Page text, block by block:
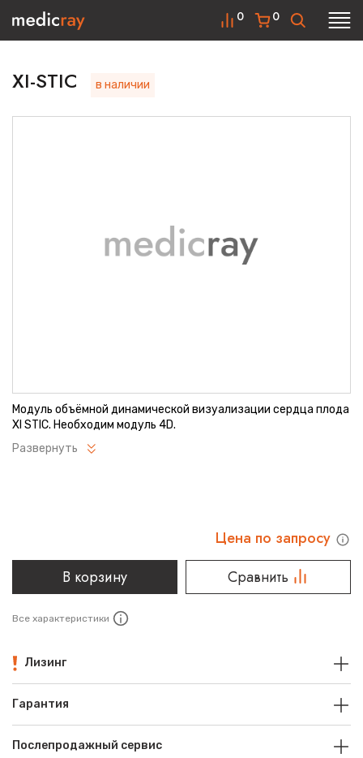
0
0
XI-STIC в наличии
Модуль объёмной динамической визуализации сердца плода
XI STIC. Необходим модуль 4D.
Развернуть
Цена по запросу
В корзину
Сравнить
Все характеристики
Лизинг
Гарантия
Послепродажный сервис